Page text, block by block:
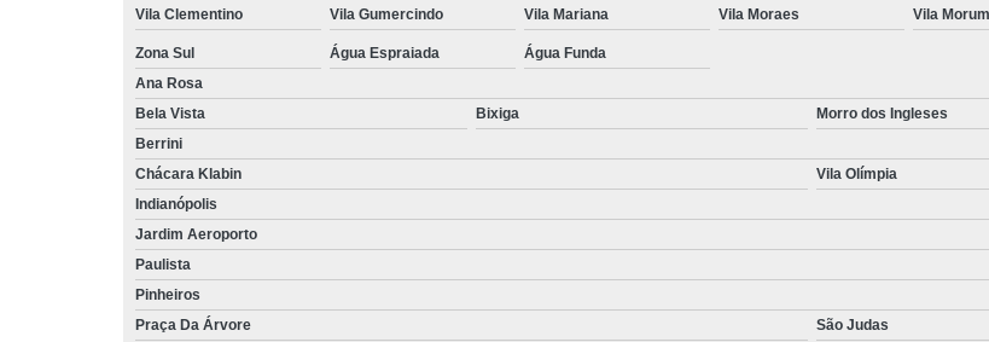
Vila Clementino Vila Gumercindo Vila Mariana Vila Moraes Vila
Zona Sul Água Espraiada
Água Funda
Ana Rosa
Bela Vista
Bixiga Morro dos Ingleses
Berrini
Chácara Klabin
Vila Olímpia
Indianópolis
Jardim Aeroporto
Paulista
Pinheiros
Praça Da Árvore
São Judas